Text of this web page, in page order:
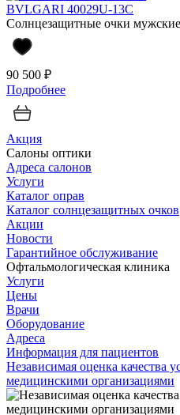
BVLGARI 40029U-13C
Солнцезащитные очки мужские
90 500 ₽
Подробнее
Акция
Салоны оптики
Адреса салонов
Услуги
Каталог оправ
Каталог солнцезащитных очков
Акции
Новости
Гарантийное обслуживание
Офтальмологическая клиника
Услуги
Цены
Врачи
Оборудование
Адреса
Информация для пациентов
Независимая оценка качества
медицинскими организациями